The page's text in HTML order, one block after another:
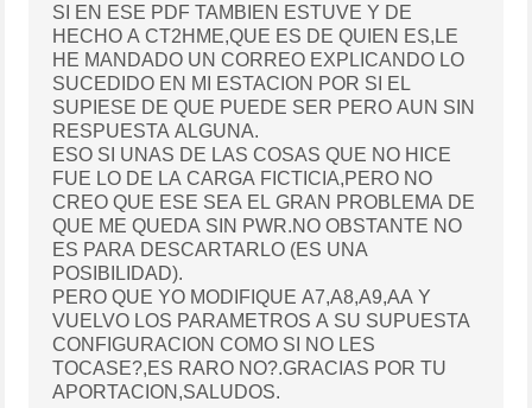
SI EN ESE PDF TAMBIEN ESTUVE Y DE
HECHO A CT2HME,QUE ES DE QUIEN ES,LE
HE MANDADO UN CORREO EXPLICANDO LO
SUCEDIDO EN MI ESTACION POR SI EL
SUPIESE DE QUE PUEDE SER PERO AUN SIN
RESPUESTA ALGUNA.
ESO SI UNAS DE LAS COSAS QUE NO HICE
FUE LO DE LA CARGA FICTICIA,PERO NO
CREO QUE ESE SEA EL GRAN PROBLEMA DE
QUE ME QUEDA SIN PWR.NO OBSTANTE NO
ES PARA DESCARTARLO (ES UNA
POSIBILIDAD).
PERO QUE YO MODIFIQUE A7,A8,A9,AA Y
VUELVO LOS PARAMETROS A SU SUPUESTA
CONFIGURACION COMO SI NO LES
TOCASE?,ES RARO NO?.GRACIAS POR TU
APORTACION,SALUDOS.